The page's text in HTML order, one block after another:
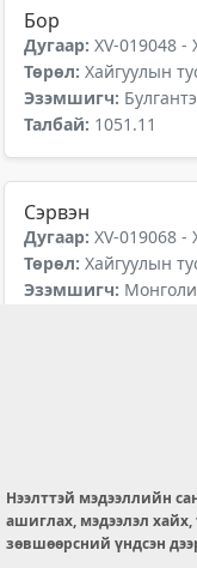
Бор
Дугаар: XV-019048 -
Төрөл: Хайгуулын
Эзэмшигч:
Талбай: 1051.11
Сэрвэн
Дугаар: XV-019068 -
Төрөл: Хайгуулын
Эзэмшигч:
XV-019069
Талбай:15116.41
Нээлттэй мэдээллийн
ашиглах, мэдээлэл хайх,
зөвшөөрсний үндсэн